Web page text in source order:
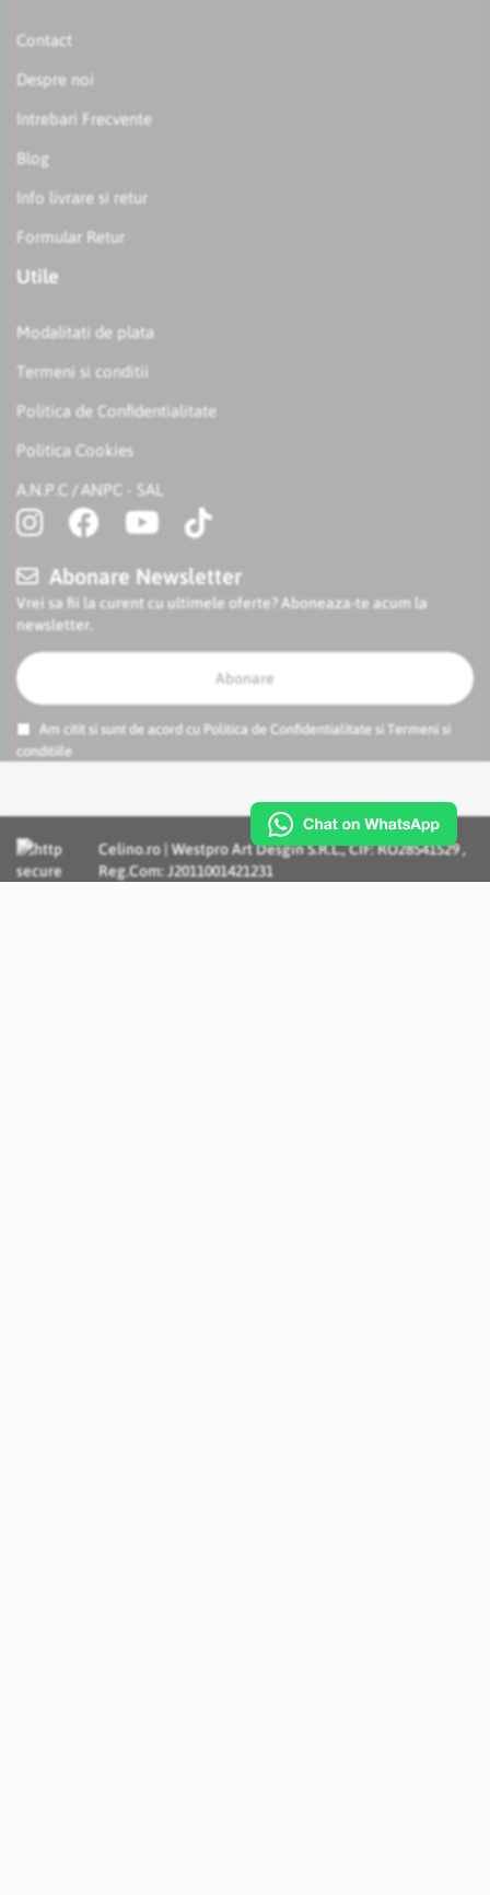
Contact
Despre noi
Intrebari Frecvente
Blog
Info livrare si retur
Formular Retur
Utile
Modalitati de plata
Termeni si conditii
Politica de Confidentialitate
Politica Cookies
A.N.P.C / ANPC - SAL
Abonare Newsletter
Vrei sa fii la curent cu ultimele oferte? Aboneaza-te acum la
newsletter.
Abonare
Am citit si sunt de acord cu Politica de Confidentialitate si
Termeni si
conditiile
Celino.ro | Westpro Art Desgin S.R.L., CIF: RO28541529 ,
Reg.Com: J2011001421231